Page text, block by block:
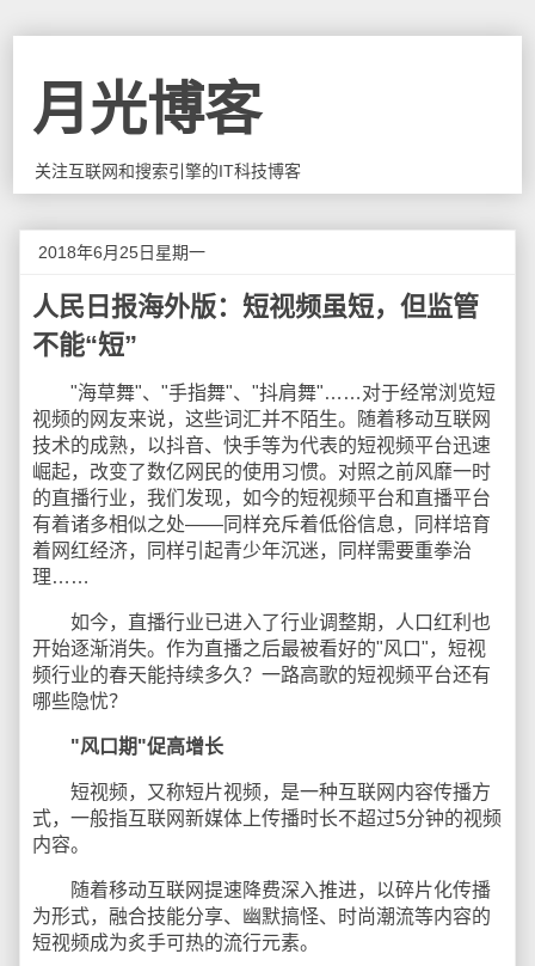
月光博客
关注互联网和搜索引擎的IT科技博客
2018年6月25日星期一
人民日报海外版：短视频虽短，但监管
不能“短”
"海草舞"、"手指舞"、"抖肩舞"……对于经常浏览短
视频的网友来说，这些词汇并不陌生。随着移动互联网
技术的成熟，以抖音、快手等为代表的短视频平台迅速
崛起，改变了数亿网民的使用习惯。对照之前风靡一时
的直播行业，我们发现，如今的短视频平台和直播平台
有着诸多相似之处——同样充斥着低俗信息，同样培育
着网红经济，同样引起青少年沉迷，同样需要重拳治
理……
如今，直播行业已进入了行业调整期，人口红利也
开始逐渐消失。作为直播之后最被看好的"风口"，短视
频行业的春天能持续多久？一路高歌的短视频平台还有
哪些隐忧？
"风口期"促高增长
短视频，又称短片视频，是一种互联网内容传播方
式，一般指互联网新媒体上传播时长不超过5分钟的视频
内容。
随着移动互联网提速降费深入推进，以碎片化传播
为形式，融合技能分享、幽默搞怪、时尚潮流等内容的
短视频成为炙手可热的流行元素。